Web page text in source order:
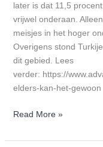
later is dat 11,5
vrijwel onderaan.
meisjes in het hoger
Overigens stond
dit gebied. Lees
verder: https://
elders-kan-het-gewoon
Read More »